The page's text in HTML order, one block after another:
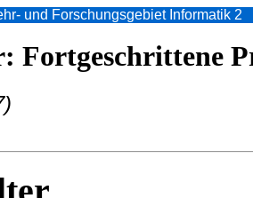
und Forschungsgebiet Informatik 2
Fortgeschrittene